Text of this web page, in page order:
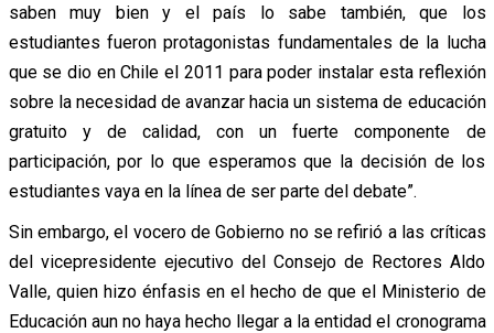
saben muy bien y el país lo sabe también, que los
estudiantes fueron protagonistas fundamentales de la lucha
que se dio en Chile el 2011 para poder instalar esta reflexión
sobre la necesidad de avanzar hacia un sistema de educación
gratuito y de calidad, con un fuerte componente de
participación, por lo que esperamos que la decisión de los
estudiantes vaya en la línea de ser parte del debate”.
Sin embargo, el vocero de Gobierno no se refirió a las críticas
del vicepresidente ejecutivo del Consejo de Rectores Aldo
Valle, quien hizo énfasis en el hecho de que el Ministerio de
Educación aun no haya hecho llegar a la entidad el cronograma